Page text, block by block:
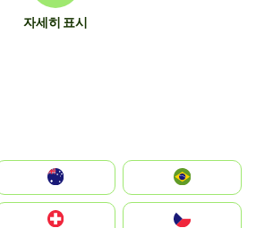
자세히 표시